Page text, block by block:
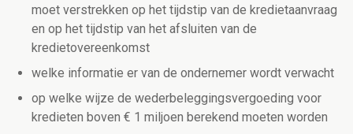
moet verstrekken op het tijdstip van de kredietaanvraag
en op het tijdstip van het afsluiten van de
kredietovereenkomst
welke informatie er van de ondernemer wordt verwacht
op welke wijze de wederbeleggingsvergoeding voor
kredieten boven € 1 miljoen berekend moeten worden